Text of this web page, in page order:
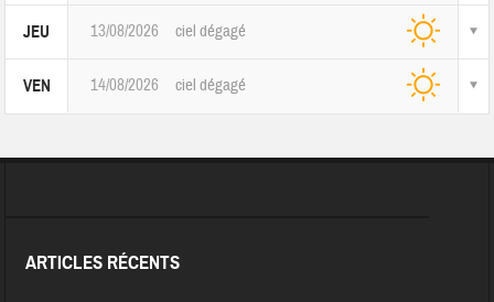
JEU 13/08/2026 ciel dégagé
VEN 14/08/2026 ciel dégagé
ARTICLES RÉCENTS